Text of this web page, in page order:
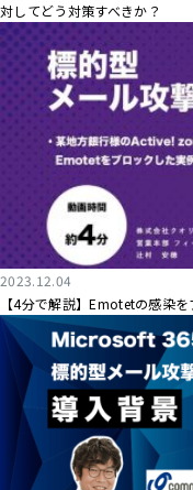
対してどう対策すべきか？
2023.12.04
【4分で解説】Emotetの感染